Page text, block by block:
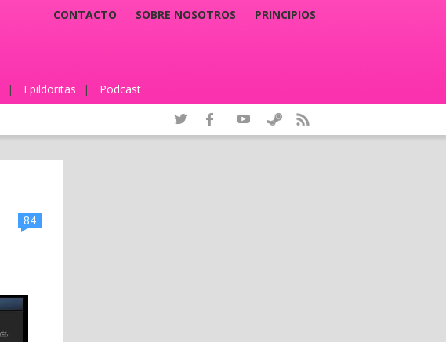
CONTACTO SOBRE NOSOTROS PRINCIPIOS
| Epildoritas | Podcast
84